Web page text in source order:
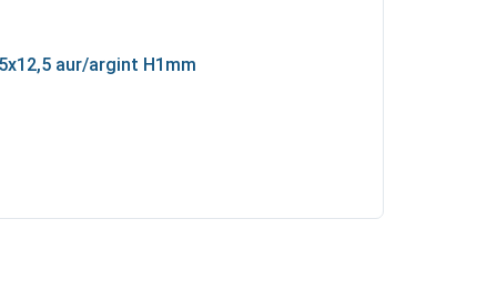
aur/argint H1mm